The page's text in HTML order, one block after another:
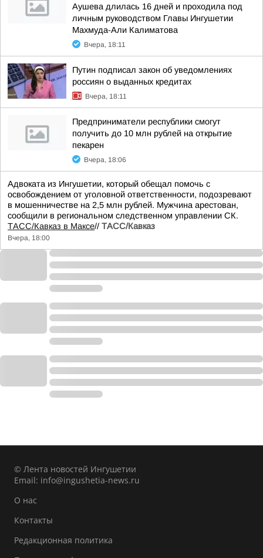
Аушева длилась 16 дней и проходила под
личным руководством Главы Ингушетии
Махмуда-Али Калиматова
Вчера, 18:11
Путин подписал закон об уведомлениях
россиян о выданных кредитах
Вчера, 18:11
Предприниматели республики смогут
получить до 10 млн рублей на открытие
пекарен
Вчера, 18:06
Адвоката из Ингушетии, который обещал помочь с
освобождением от уголовной ответственности, подозревают
в мошенничестве на 2,5 млн рублей. Мужчина арестован,
сообщили в региональном следственном управлении СК.
ТАСС/Кавказ в Максе// ТАСС/Кавказ
Вчера, 18:00
© Лента новостей Ингушетии
Email: info@ingushetia-news.ru
О нас
Контакты
Редакционная политика